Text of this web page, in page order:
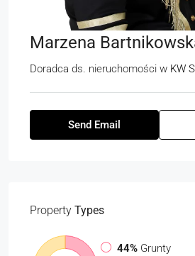
Marzena
Doradca ds. nieruchomości w KW
Send Email
Property Types
44% Grunty